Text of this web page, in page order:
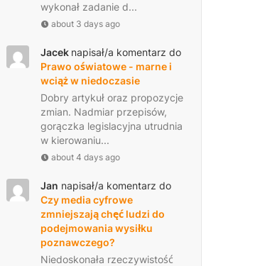
wykonał zadanie d...
about 3 days ago
Jacek napisał/a komentarz do
Prawo oświatowe - marne i
wciąż w niedoczasie
Dobry artykuł oraz propozycje
zmian. Nadmiar przepisów,
gorączka legislacyjna utrudnia
w kierowaniu...
about 4 days ago
Jan napisał/a komentarz do
Czy media cyfrowe
zmniejszają chęć ludzi do
podejmowania wysiłku
poznawczego?
Niedoskonała rzeczywistość